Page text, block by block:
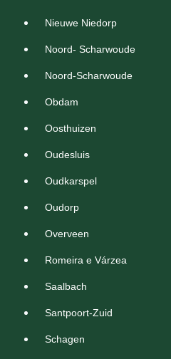
Nieuwe Niedorp
Noord- Scharwoude
Noord-Scharwoude
Obdam
Oosthuizen
Oudesluis
Oudkarspel
Oudorp
Overveen
Romeira e Várzea
Saalbach
Santpoort-Zuid
Schagen